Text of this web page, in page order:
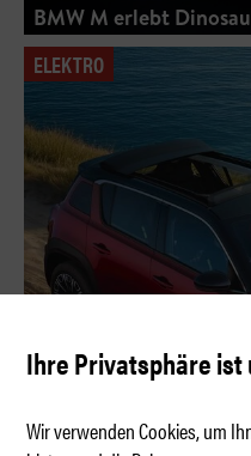
BMW M erlebt
ELEKTRO
Ihre Privatsphäre ist
Wir verwenden Cookies, um